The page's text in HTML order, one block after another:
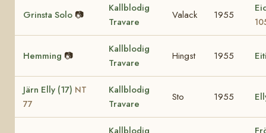
Grinsta Solo 📷
Kallblodig
Travare
Valack 1955
Hemming 📷
Kallblodig
Travare
Hingst 1955
Järn Elly (17) NT
77
Kallblodig
Travare
Sto 1955
Kallblodig